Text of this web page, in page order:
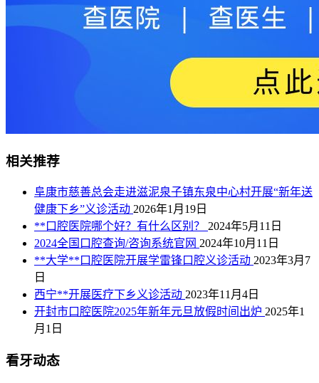
相关推荐
阜康市慈善总会走进滋泥泉子镇东泉中心村开展“新年送
健康下乡”义诊活动 2026年1月19日
**口腔医院哪个好？有什么区别？ 2024年5月11日
2024全国口腔查询/咨询系统官网 2024年10月11日
**大学**口腔医院开展学雷锋口腔义诊活动 2023年3月7
日
西宁**开展医疗下乡义诊活动 2023年11月4日
开封市口腔医院2025年新年元旦放假时间出炉 2025年1
月1日
看牙动态